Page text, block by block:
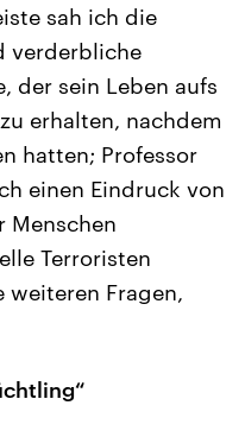
sah ich die
verderbliche
der sein Leben aufs
erhalten, nachdem
hatten; Professor
einen Eindruck von
Menschen
Terroristen
weiteren Fragen,